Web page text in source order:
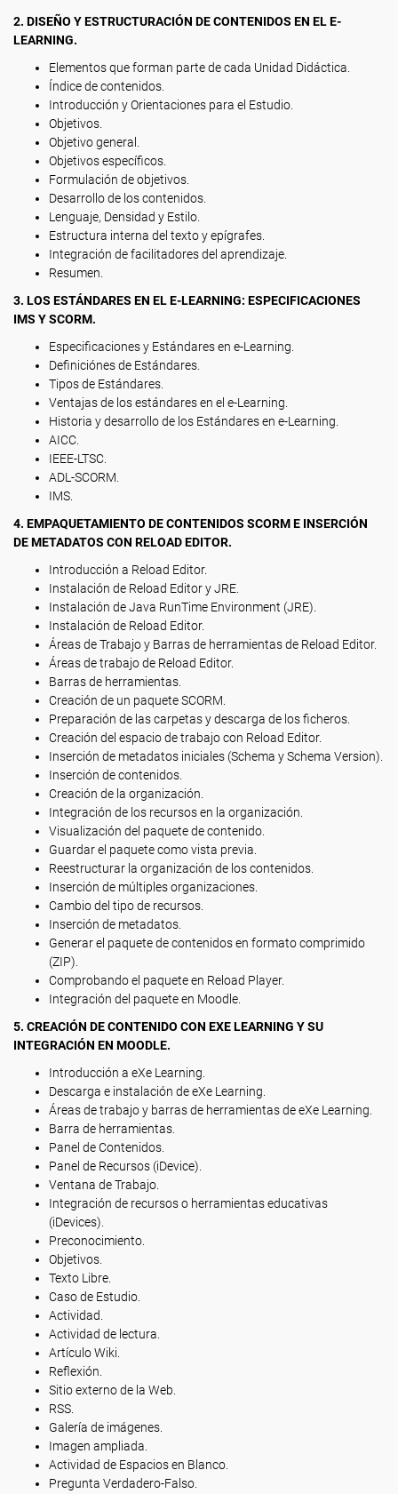
2. DISEÑO Y ESTRUCTURACIÓN DE CONTENIDOS EN EL E-
LEARNING.
Elementos que forman parte de cada Unidad Didáctica.
Índice de contenidos.
Introducción y Orientaciones para el Estudio.
Objetivos.
Objetivo general.
Objetivos específicos.
Formulación de objetivos.
Desarrollo de los contenidos.
Lenguaje, Densidad y Estilo.
Estructura interna del texto y epígrafes.
Integración de facilitadores del aprendizaje.
Resumen.
3. LOS ESTÁNDARES EN EL E-LEARNING: ESPECIFICACIONES
IMS Y SCORM.
Especificaciones y Estándares en e-Learning.
Definiciónes de Estándares.
Tipos de Estándares.
Ventajas de los estándares en el e-Learning.
Historia y desarrollo de los Estándares en e-Learning.
AICC.
IEEE-LTSC.
ADL-SCORM.
IMS.
4. EMPAQUETAMIENTO DE CONTENIDOS SCORM E INSERCIÓN
DE METADATOS CON RELOAD EDITOR.
Introducción a Reload Editor.
Instalación de Reload Editor y JRE.
Instalación de Java RunTime Environment (JRE).
Instalación de Reload Editor.
Áreas de Trabajo y Barras de herramientas de Reload Editor.
Áreas de trabajo de Reload Editor.
Barras de herramientas.
Creación de un paquete SCORM.
Preparación de las carpetas y descarga de los ficheros.
Creación del espacio de trabajo con Reload Editor.
Inserción de metadatos iniciales (Schema y Schema Version).
Inserción de contenidos.
Creación de la organización.
Integración de los recursos en la organización.
Visualización del paquete de contenido.
Guardar el paquete como vista previa.
Reestructurar la organización de los contenidos.
Inserción de múltiples organizaciones.
Cambio del tipo de recursos.
Inserción de metadatos.
Generar el paquete de contenidos en formato comprimido
(ZIP).
Comprobando el paquete en Reload Player.
Integración del paquete en Moodle.
5. CREACIÓN DE CONTENIDO CON EXE LEARNING Y SU
INTEGRACIÓN EN MOODLE.
Introducción a eXe Learning.
Descarga e instalación de eXe Learning.
Áreas de trabajo y barras de herramientas de eXe Learning.
Barra de herramientas.
Panel de Contenidos.
Panel de Recursos (iDevice).
Ventana de Trabajo.
Integración de recursos o herramientas educativas
(iDevices).
Preconocimiento.
Objetivos.
Texto Libre.
Caso de Estudio.
Actividad.
Actividad de lectura.
Artículo Wiki.
Reflexión.
Sitio externo de la Web.
RSS.
Galería de imágenes.
Imagen ampliada.
Actividad de Espacios en Blanco.
Pregunta Verdadero-Falso.